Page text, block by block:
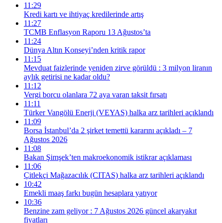
11:29
Kredi kartı ve ihtiyaç kredilerinde artış
11:27
TCMB Enflasyon Raporu 13 Ağustos’ta
11:24
Dünya Altın Konseyi’nden kritik rapor
11:15
Mevduat faizlerinde yeniden zirve görüldü : 3 milyon liranın
aylık getirisi ne kadar oldu?
11:12
Vergi borcu olanlara 72 aya varan taksit fırsatı
11:11
Türker Vangölü Enerji (VEYAS) halka arz tarihleri açıklandı
11:09
Borsa İstanbul’da 2 şirket temettü kararını açıkladı – 7
Ağustos 2026
11:08
Bakan Şimşek’ten makroekonomik istikrar açıklaması
11:06
Çitlekçi Mağazacılık (CITAS) halka arz tarihleri açıklandı
10:42
Emekli maaş farkı bugün hesaplara yatıyor
10:36
Benzine zam geliyor : 7 Ağustos 2026 güncel akaryakıt
fiyatları